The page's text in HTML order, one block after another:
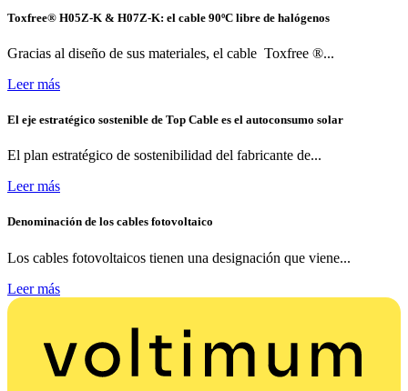
Toxfree® H05Z-K & H07Z-K: el cable 90ºC libre de halógenos
Gracias al diseño de sus materiales, el cable Toxfree ®...
Leer más
El eje estratégico sostenible de Top Cable es el autoconsumo solar
El plan estratégico de sostenibilidad del fabricante de...
Leer más
Denominación de los cables fotovoltaico
Los cables fotovoltaicos tienen una designación que viene...
Leer más